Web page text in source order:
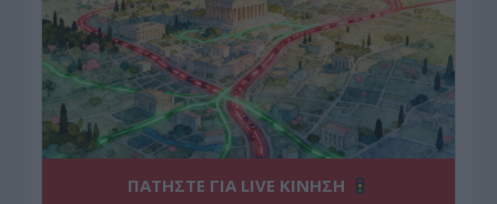
ΠΑΤΗΣΤΕ ΓΙΑ LIVE ΚΙΝΗΣΗ